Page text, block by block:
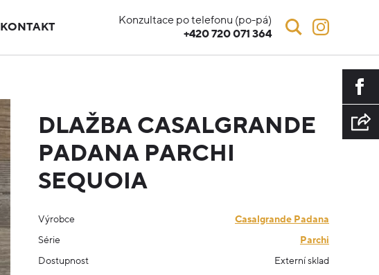
KONTAKT
Konzultace po telefonu (po-pá)
+420 720 071 364
DLAŽBA CASALGRANDE
PADANA PARCHI
SEQUOIA
Výrobce
Casalgrande Padana
Série
Parchi
Dostupnost
Externí sklad